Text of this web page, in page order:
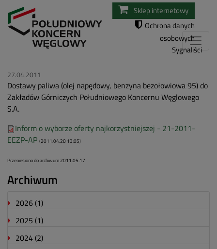
Przejdź
do
Sklep internetowy
Ochrona danych
osobowych
Sygnaliści
27.04.2011
Dostawy paliwa (olej napędowy, benzyna bezołowiowa 95) do
Zakładów Górniczych Południowego Koncernu Węglowego
S.A.
Inform o wyborze oferty najkorzystniejszej - 21-2011-
EEZP-AP (2011.04.28 13:05)
Przeniesiono do archiwum 2011.05.17
Archiwum
2026 (1)
2025 (1)
2024 (2)